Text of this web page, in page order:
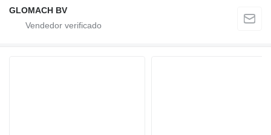
GLOMACH BV